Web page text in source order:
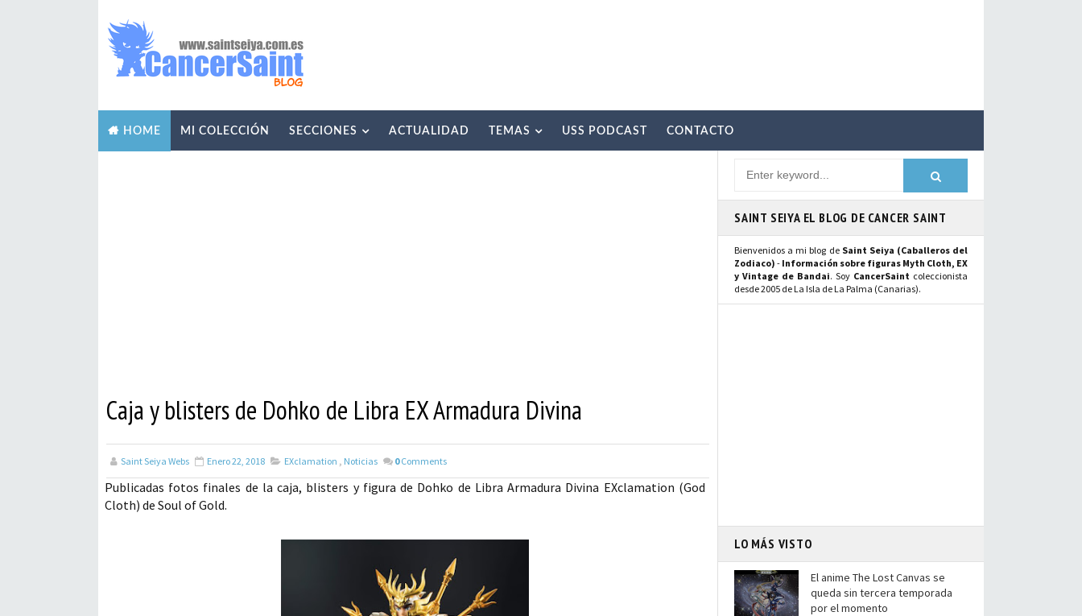
HOME MI COLECCIÓN SECCIONES ACTUALIDAD TEMAS USS PODCAST CONTACTO
Caja y blisters de Dohko de Libra EX Armadura Divina
Saint Seiya Webs Enero 22, 2018 EXclamation , Noticias 0 Comments
Publicadas fotos finales de la caja, blisters y figura de Dohko de Libra Armadura Divina EXclamation (God
Cloth) de Soul of Gold.
SAINT SEIYA EL BLOG DE CANCER SAINT
Bienvenidos a mi blog de Saint Seiya (Caballeros del
Zodiaco) - Información sobre figuras Myth Cloth, EX
y Vintage de Bandai. Soy CancerSaint coleccionista
desde 2005 de La Isla de La Palma (Canarias).
LO MÁS VISTO
El anime The Lost Canvas se
queda sin tercera temporada
por el momento